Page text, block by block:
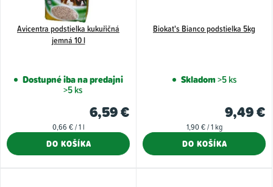
Avicentra podstielka kukuřičná
jemná 10 l
Dostupné iba na predajni
>5 ks
6,59 €
Jednotková
0,66 € / 1 l
DO KOŠÍKA
Biokat's Bianco podstielka 5kg
Skladom>5 ks
9,49 €
Jednotková
1,90 € / 1 kg
DO KOŠÍKA